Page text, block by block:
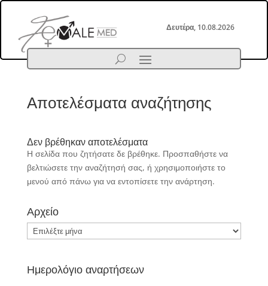
Δευτέρα, 10.08.2026
Αποτελέσματα αναζήτησης
Δεν βρέθηκαν αποτελέσματα
Η σελίδα που ζητήσατε δε βρέθηκε. Προσπαθήστε να
βελτιώσετε την αναζήτησή σας, ή χρησιμοποιήστε το
μενού από πάνω για να εντοπίσετε την ανάρτηση.
Αρχείο
Αρχείο
Ημερολόγιο αναρτήσεων